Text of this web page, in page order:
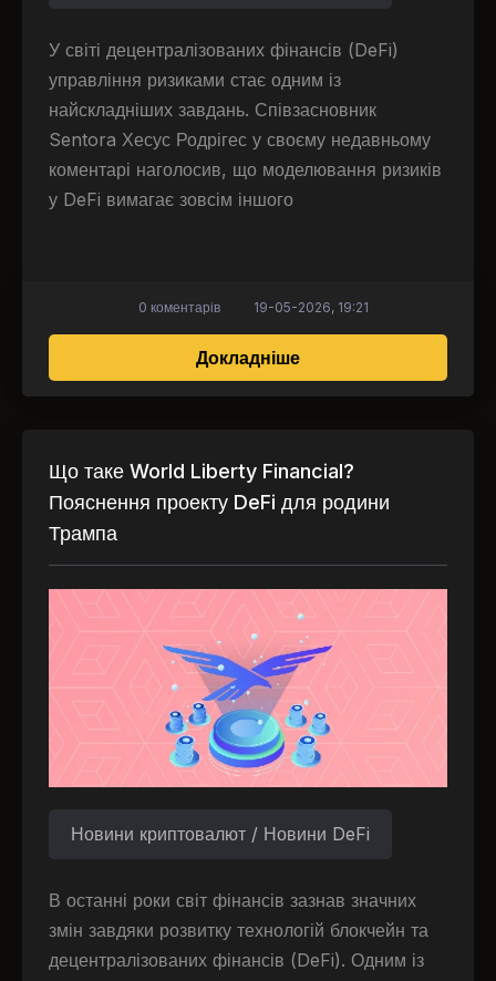
У світі децентралізованих фінансів (DeFi)
управління ризиками стає одним із
найскладніших завдань. Співзасновник
Sentora Хесус Родрігес у своєму недавньому
коментарі наголосив, що моделювання ризиків
у DeFi вимагає зовсім іншого
Докладнішепро Платформа
0 коментарів 19-05-2026, 19:21
Що таке World Liberty Financial?
Пояснення проекту DeFi для родини
Трампа
Новини криптовалют / Новини DeFi
В останні роки світ фінансів зазнав значних
змін завдяки розвитку технологій блокчейн та
децентралізованих фінансів (DeFi). Одним із